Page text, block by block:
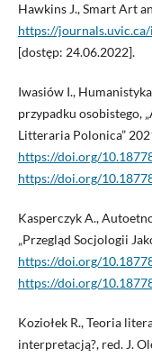
Hawkins J., Smart Art
https://
[dostęp: 24.06.2022].
Iwasiów I.,
przypadku osobistego,
Litteraria Polonica”
https://doi.org/
https://doi.org/
Kasperczyk A.,
„Przegląd Socjologii
https://doi.org/
https://doi.org/
Koziołek R., Teoria
interpretacją?, red. J.